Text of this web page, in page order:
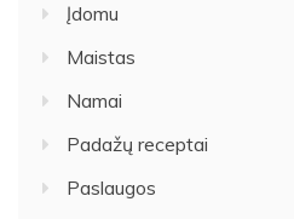
Įdomu
Maistas
Namai
Padažų receptai
Paslaugos